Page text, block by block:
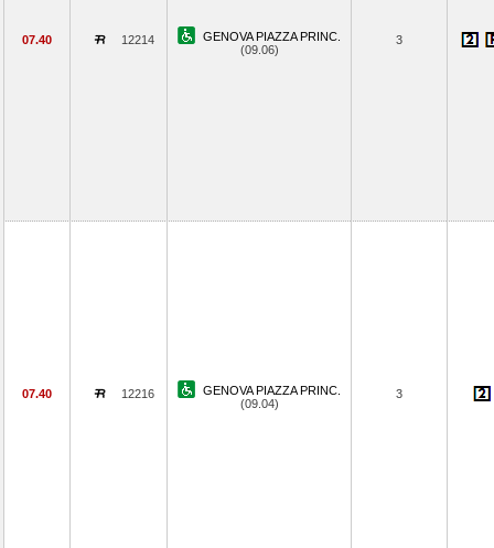
07.40 12214
GENOVA PIAZZA PRINC.
(09.06)
3
07.40 12216
GENOVA PIAZZA PRINC.
(09.04)
3